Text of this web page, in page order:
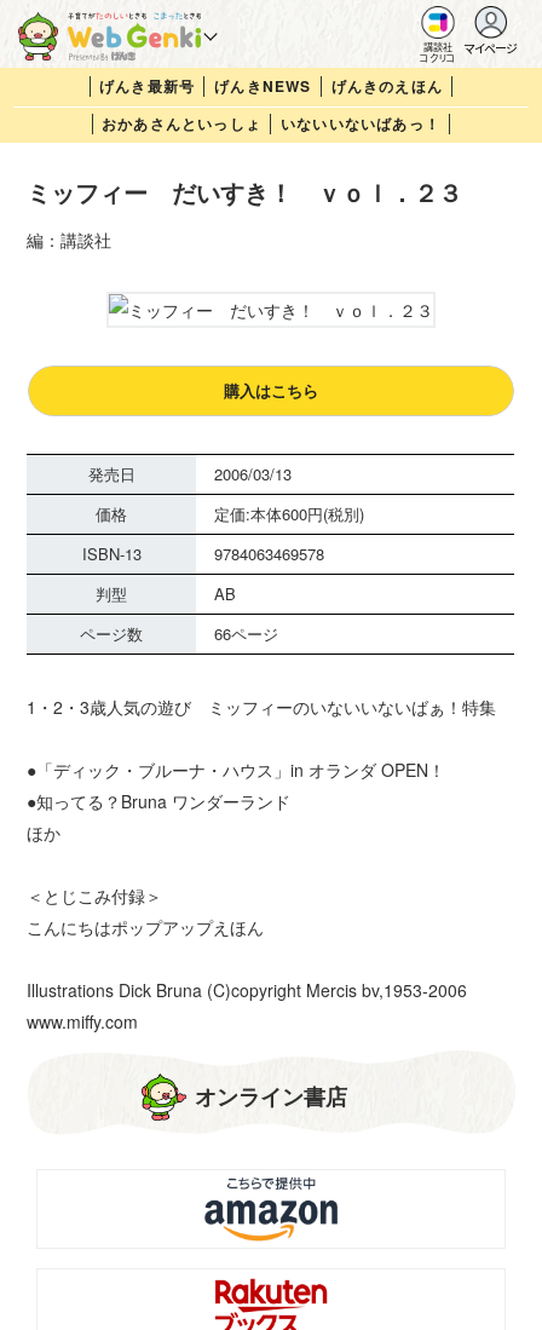
講談社
コクリコ
マイページ
げんき最新号 げんきNEWS
げんきのえほん
おかあさんといっしょ
いないいないばあっ！
ミッフィー だいすき！ ｖｏｌ．２３
編：講談社
購入はこちら
発売日
2006/03/13
価格
定価:本体600円(税別)
ISBN-13
9784063469578
判型
AB
ページ数
66ページ
1・2・3歳人気の遊び ミッフィーのいないいないばぁ！特集
●「ディック・ブルーナ・ハウス」in オランダ OPEN！
●知ってる？Bruna ワンダーランド
ほか
＜とじこみ付録＞
こんにちはポップアップえほん
Illustrations Dick Bruna (C)copyright Mercis bv,1953-2006
www.miffy.com
オンライン書店